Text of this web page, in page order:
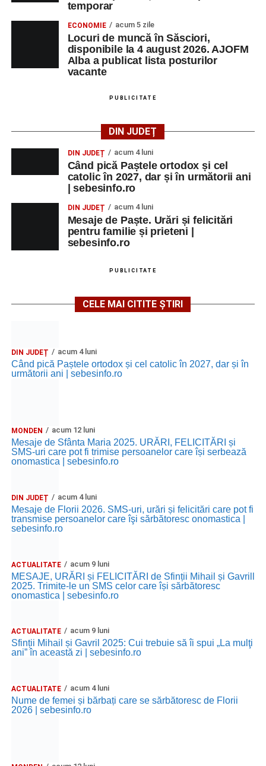
temporar
ECONOMIE acum 5 zile
Locuri de muncă în Săsciori,
disponibile la 4 august 2026. AJOFM
Alba a publicat lista posturilor
vacante
PUBLICITATE
DIN JUDEȚ
DIN JUDEȚ acum 4 luni
Când pică Paștele ortodox și cel
catolic în 2027, dar și în următorii ani
| sebesinfo.ro
DIN JUDEȚ acum 4 luni
Mesaje de Paște. Urări și felicitări
pentru familie și prieteni |
sebesinfo.ro
PUBLICITATE
CELE MAI CITITE ȘTIRI
DIN JUDEȚ acum 4 luni
Când pică Paștele ortodox și cel catolic în 2027, dar și în
următorii ani | sebesinfo.ro
MONDEN acum 12 luni
Mesaje de Sfânta Maria 2025. URĂRI, FELICITĂRI și
SMS-uri care pot fi trimise persoanelor care își serbează
onomastica | sebesinfo.ro
DIN JUDEȚ acum 4 luni
Mesaje de Florii 2026. SMS-uri, urări și felicitări care pot fi
transmise persoanelor care îşi sărbătoresc onomastica |
sebesinfo.ro
ACTUALITATE acum 9 luni
MESAJE, URĂRI și FELICITĂRI de Sfinții Mihail și Gavrill
2025. Trimite-le un SMS celor care își sărbătoresc
onomastica | sebesinfo.ro
ACTUALITATE acum 9 luni
Sfinții Mihail și Gavril 2025: Cui trebuie să îi spui „La mulţi
ani” în această zi | sebesinfo.ro
ACTUALITATE acum 4 luni
Nume de femei și bărbați care se sărbătoresc de Florii
2026 | sebesinfo.ro